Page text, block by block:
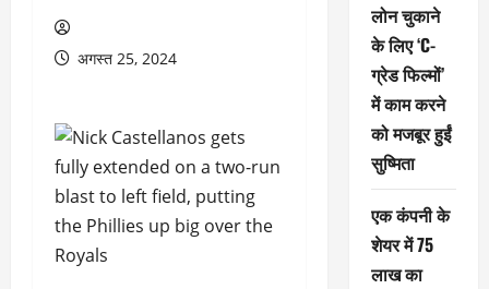
अगस्त 25, 2024
लोन चुकाने
के लिए ‘C-
ग्रेड फिल्मों’
में काम करने
को मजबूर हुईं
सुष्मिता
एक कंपनी के
शेयर में 75
लाख का